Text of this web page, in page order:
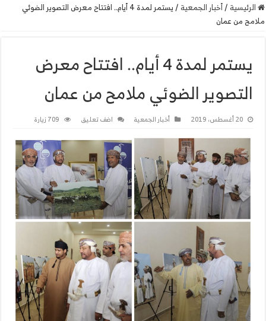
الرئيسية /أخبار الجمعية /
يستمر لمدة 4 أيام.. افتتاح معرض التصوير الضوئي
ملامح من عمان
يستمر لمدة 4 أيام.. افتتاح معرض
التصوير الضوئي ملامح من عمان
20 أغسطس، 2019 أخبار الجمعية اضف تعليق 709 زيارة